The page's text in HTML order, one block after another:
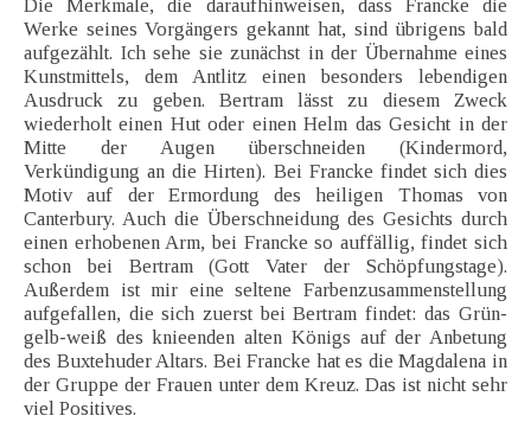
Die Merkmale, die daraufhinweisen, dass Francke die
Werke seines Vorgängers gekannt hat, sind übrigens bald
aufgezählt. Ich sehe sie zunächst in der Übernahme eines
Kunstmittels, dem Antlitz einen besonders lebendigen
Ausdruck zu geben. Bertram lässt zu diesem Zweck
wiederholt einen Hut oder einen Helm das Gesicht in der
Mitte der Augen überschneiden (Kindermord,
Verkündigung an die Hirten). Bei Francke findet sich dies
Motiv auf der Ermordung des heiligen Thomas von
Canterbury. Auch die Überschneidung des Gesichts durch
einen erhobenen Arm, bei Francke so auffällig, findet sich
schon bei Bertram (Gott Vater der Schöpfungstage).
Außerdem ist mir eine seltene Farbenzusammenstellung
aufgefallen, die sich zuerst bei Bertram findet: das Grün-
gelb-weiß des knieenden alten Königs auf der Anbetung
des Buxtehuder Altars. Bei Francke hat es die Magdalena in
der Gruppe der Frauen unter dem Kreuz. Das ist nicht sehr
viel Positives.